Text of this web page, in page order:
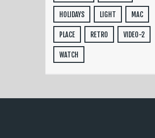
HOLIDAYS LIGHT MAC
PLACE RETRO VIDEO-2
WATCH